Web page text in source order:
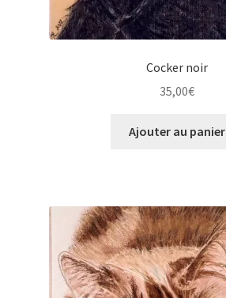
Cocker noir
35,00€
Ajouter au panier